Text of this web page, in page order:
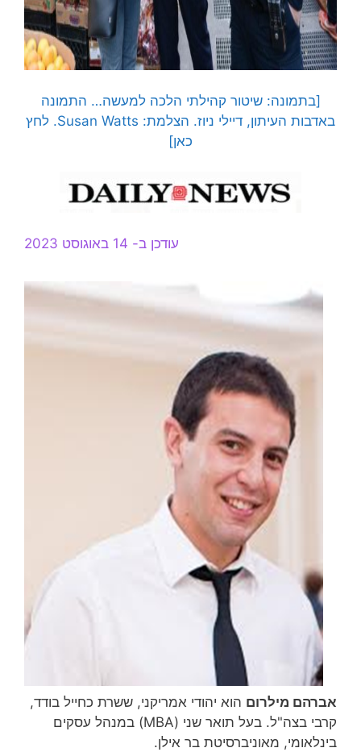
[בתמונה: שיטור קהילתי הלכה למעשה… התמונה
באדבות העיתון, דיילי ניוז. הצלמת: Susan Watts. לחץ
כאן]
עודכן ב- 14 באוגוסט 2023
אברהם מילרום הוא יהודי אמריקני, ששרת כחייל בודד,
קרבי בצה"ל. בעל תואר שני (MBA) במנהל עסקים
בינלאומי, מאוניברסיטת בר אילן.